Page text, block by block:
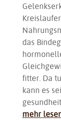
das
fitter. Da
kann es
mehr